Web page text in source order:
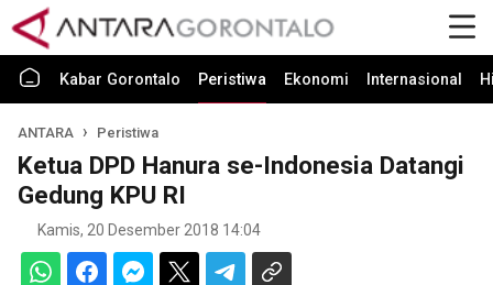
Kabar Gorontalo Peristiwa Ekonomi Internasional
ANTARA Peristiwa
Ketua DPD Hanura se-Indonesia Datangi
Gedung KPU RI
Kamis, 20 Desember 2018 14:04